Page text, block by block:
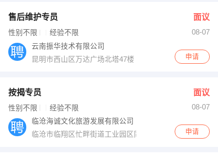
售后维护专员 面议
性别不限 经验不限
08-07
云南振华技术有限公司
昆明市西山区万达广场北塔47楼
申请
按揭专员 面议
性别不限 经验不限
08-07
临沧海诚文化旅游发展有限公司
临沧市临翔区忙畔街道工业园区同康北城万象写字楼14楼
申请